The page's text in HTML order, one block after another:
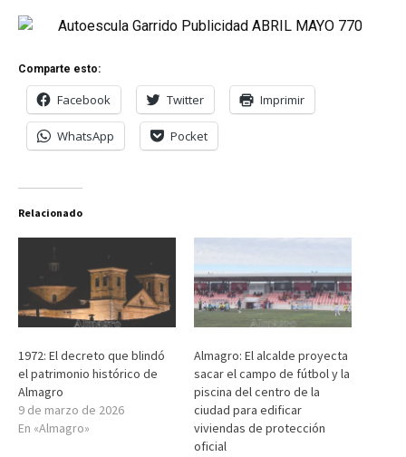
Comparte esto:
Facebook Twitter Imprimir
WhatsApp Pocket
Relacionado
1972: El decreto que blindó
el patrimonio histórico de
Almagro
9 de marzo de 2026
En «Almagro»
Almagro: El alcalde proyecta
sacar el campo de fútbol y la
piscina del centro de la
ciudad para edificar
viviendas de protección
oficial